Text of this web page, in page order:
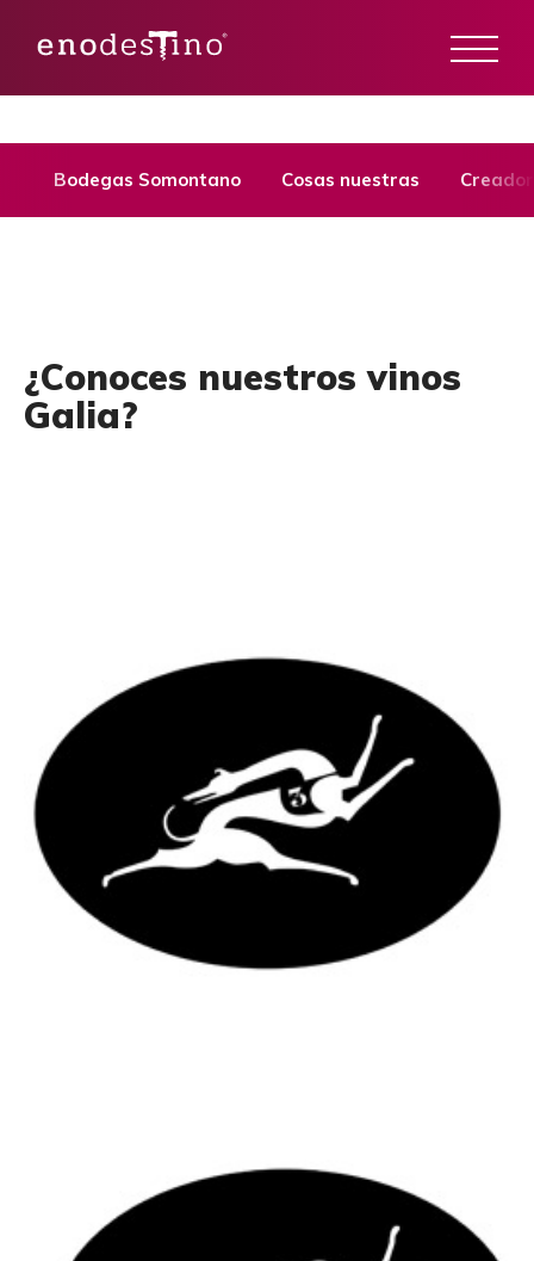
Bodegas Somontano Cosas nuestras
¿Conoces nuestros vinos
Galia?